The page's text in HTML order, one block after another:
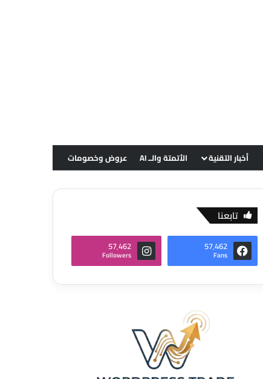
أخبار التقنية الأتمتة والــ AI عروض وخصومات
تابعنا
57٬462
Fans
57٬462
Followers